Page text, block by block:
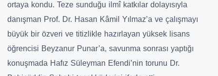
ortaya kondu. Teze sunduğu ilmî katkılar dolayısıyla
danışman Prof. Dr. Hasan Kâmil Yılmaz’a ve çalışmayı
büyük bir özveri ve titizlikle hazırlayan yüksek lisans
öğrencisi Beyzanur Punar’a, savunma sonrası yaptığı
konuşmada Hafız Süleyman Efendi’nin torunu Dr.